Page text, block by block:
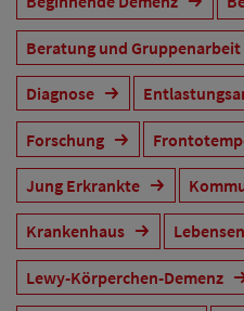
Beratung und Gruppenarbeit
Diagnose
Forschung
Jung Erkrankte
Krankenhaus
Lewy-Körperchen-Demenz